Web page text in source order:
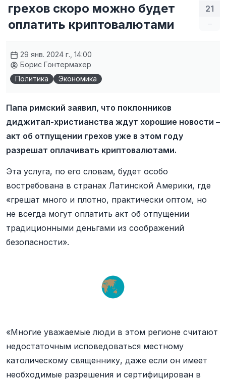
21
–
грехов скоро можно будет
оплатить криптовалютами
29 янв. 2024 г., 14:00
Борис Гонтермахер
Политика
Экономика
Папа римский заявил, что поклонников
диджитал-христианства ждут хорошие новости –
акт об отпущении грехов уже в этом году
разрешат оплачивать криптовалютами.
Эта услуга, по его словам, будет особо
востребована в странах Латинской Америки, где
«грешат много и плотно, практически оптом, но
не всегда могут оплатить акт об отпущении
традиционными деньгами из соображений
безопасности».
«Многие уважаемые люди в этом регионе считают
недостаточным исповедоваться местному
католическому священнику, даже если он имеет
необходимые разрешения и сертифицирован в